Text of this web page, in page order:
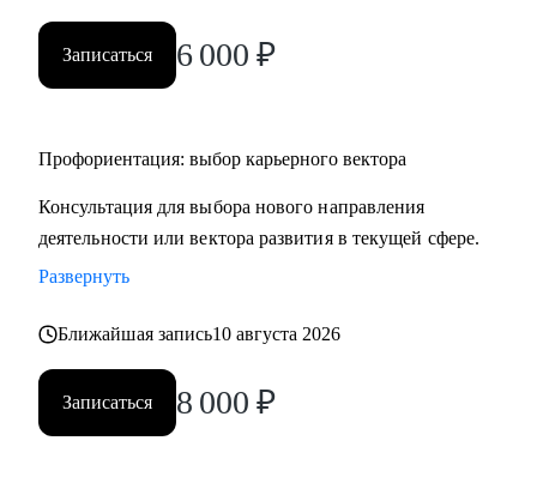
• HR и рекрутерам
• Специалистам в продажах и развитии бизнеса
Записаться 6 000 ₽
Профориентация: выбор карьерного вектора
Консультация для выбора нового направления
деятельности или вектора развития в текущей сфере.
Развернуть
Ближайшая запись10 августа 2026
Записаться 8 000 ₽